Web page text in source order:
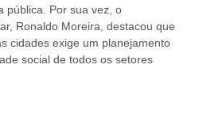
pública. Por sua vez, o
Ronaldo Moreira, destacou que
cidades exige um planejamento
social de todos os setores